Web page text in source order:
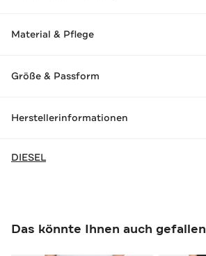
Material & Pflege
Größe & Passform
Herstellerinformationen
DIESEL
Das könnte Ihnen auch gefallen